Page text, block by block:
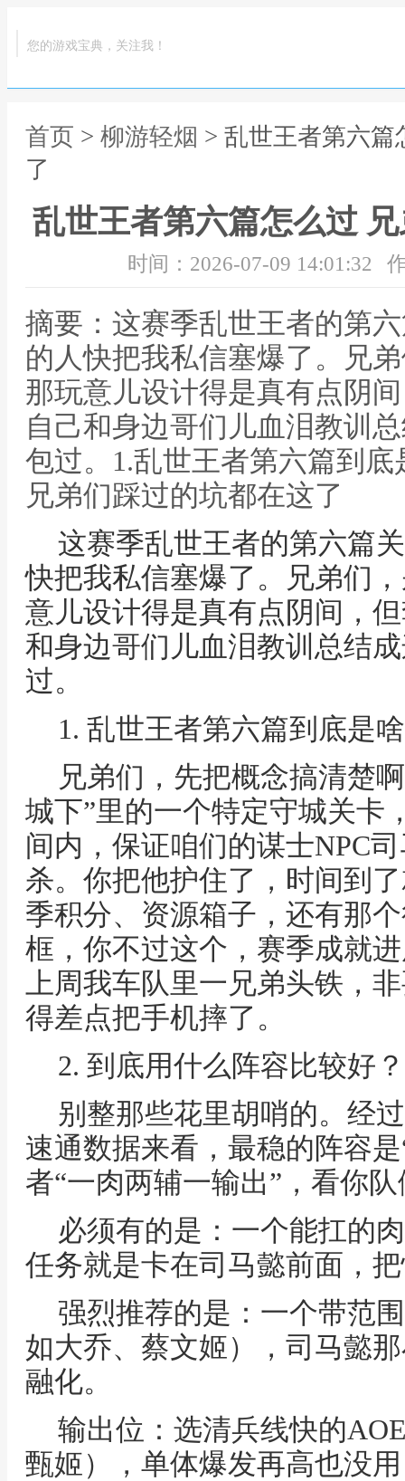
您的游戏宝典，关注我！
首页 > 柳游轻烟 > 乱世王者第六
了
乱世王者第六篇怎么过
时间：2026-07-09 14:01:32
摘要：这赛季乱世王者的第
的人快把我私信塞爆了。兄
那玩意儿设计得是真有点阴
自己和身边哥们儿血泪教训
包过。1.乱世王者第六篇到
兄弟们踩过的坑都在这了
这赛季乱世王者的第六篇
快把我私信塞爆了。兄弟们
意儿设计得是真有点阴间，
和身边哥们儿血泪教训总结
过。
1. 乱世王者第六篇到底是
兄弟们，先把概念搞清楚
城下”里的一个特定守城关卡
间内，保证咱们的谋士NPC
杀。你把他护住了，时间到
季积分、资源箱子，还有那
框，你不过这个，赛季成就
上周我车队里一兄弟头铁，
得差点把手机摔了。
2. 到底用什么阵容比较好？
别整那些花里胡哨的。经
速通数据来看，最稳的阵容
者“一肉两辅一输出”，看你
必须有的是：一个能扛的
任务就是卡在司马懿前面，
强烈推荐的是：一个带范
如大乔、蔡文姬），司马懿
融化。
输出位：选清兵线快的
甄姬），单体爆发再高也没